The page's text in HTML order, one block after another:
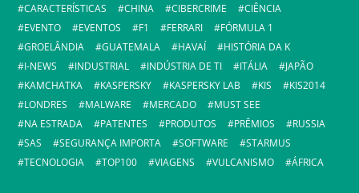
CARACTERÍSTICAS
CHINA CIBERCRIME
CIÊNCIA
EVENTO
EVENTOS F1 FERRARI
FÓRMULA 1
GROELÂNDIA
GUATEMALA HAVAÍ
HISTÓRIA DA K
I-NEWS
INDUSTRIAL INDÚSTRIA DE TI ITÁLIA
JAPÃO
KAMCHATKA
KASPERSKY KASPERSKY LAB KIS
KIS2014
LONDRES
MALWARE MERCADO
MUST SEE
NA ESTRADA
PATENTES PRODUTOS PRÊMIOS
RUSSIA
SAS
SEGURANÇA IMPORTA SOFTWARE
STARMUS
TECNOLOGIA
TOP100 VIAGENS VULCANISMO ÁFRICA